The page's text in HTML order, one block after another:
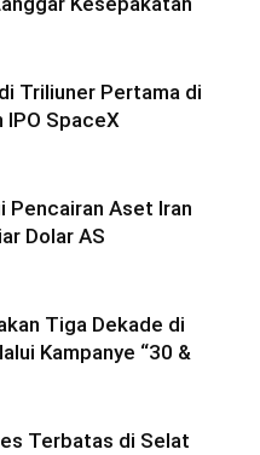
Triliuner Pertama di
IPO SpaceX
Pencairan Aset Iran
Dolar AS
Tiga Dekade di
Kampanye “30 &
Terbatas di Selat